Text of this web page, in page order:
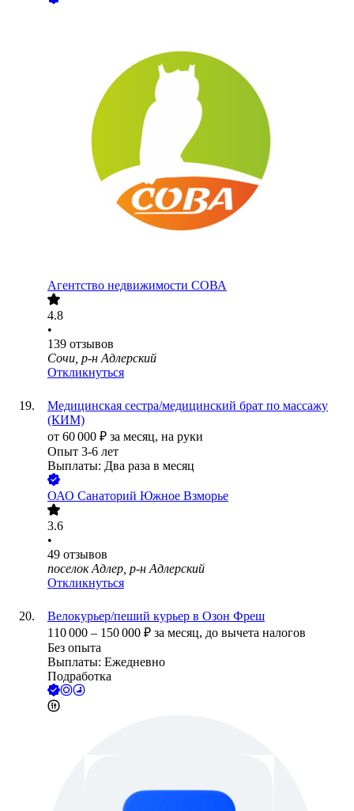
Агентство недвижимости СОВА
4.8
•
139 отзывов
Сочи, р-н Адлерский
Откликнуться
Медицинская сестра/медицинский брат по массажу
(КИМ)
от 60 000 ₽ за месяц, на руки
Опыт 3-6 лет
Выплаты: Два раза в месяц
ОАО Санаторий Южное Взморье
3.6
•
49 отзывов
поселок Адлер, р-н Адлерский
Откликнуться
Велокурьер/пеший курьер в Озон Фреш
110 000 – 150 000 ₽ за месяц, до вычета налогов
Без опыта
Выплаты: Ежедневно
Подработка